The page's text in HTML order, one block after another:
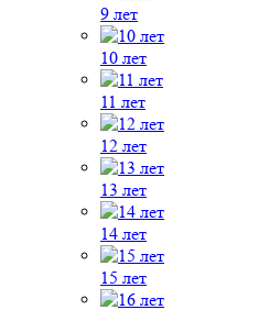
9 лет
10 лет
11 лет
12 лет
13 лет
14 лет
15 лет